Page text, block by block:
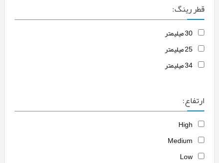
قطر رینگ:
30 میلیمتر
25 میلیمتر
34 میلیمتر
ارتفاع:
High
Medium
Low